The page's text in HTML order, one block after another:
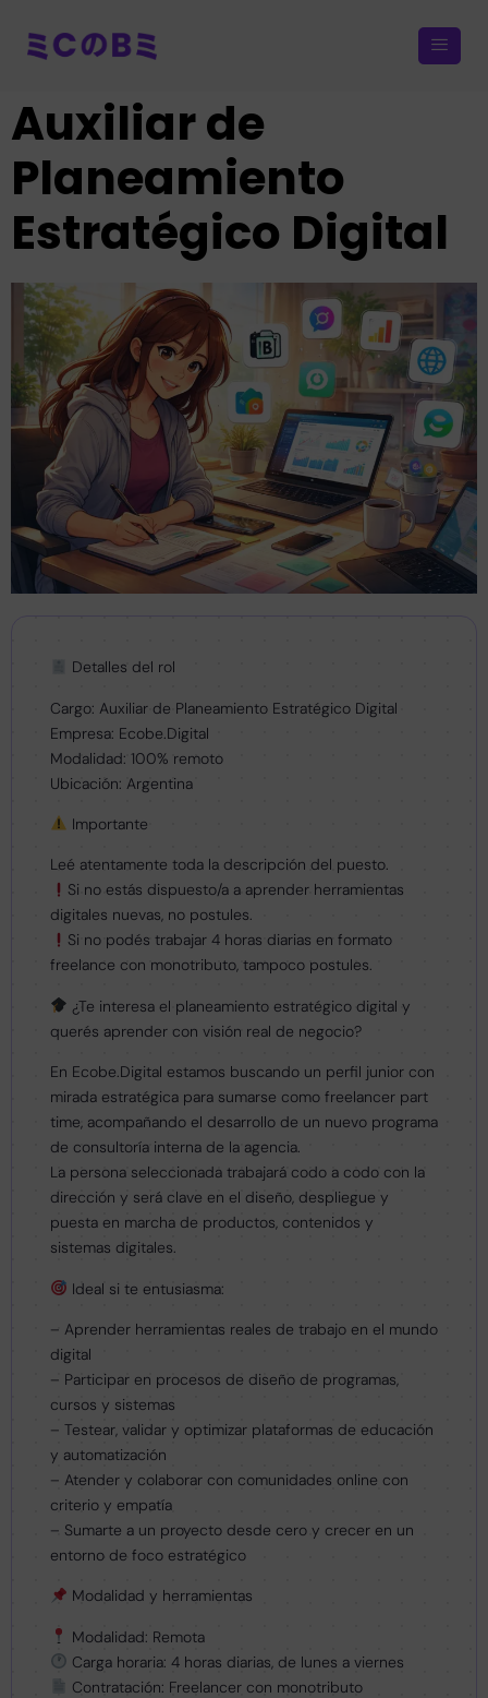
Auxiliar de
Planeamiento
Estratégico Digital
Detalles del rol
Cargo: Auxiliar de Planeamiento Estratégico Digital
Empresa: Ecobe.Digital
Modalidad: 100% remoto
Ubicación: Argentina
Importante
Leé atentamente toda la descripción del puesto.
Si no estás dispuesto/a a aprender herramientas
digitales nuevas, no postules.
Si no podés trabajar 4 horas diarias en formato
freelance con monotributo, tampoco postules.
¿Te interesa el planeamiento estratégico digital y
querés aprender con visión real de negocio?
En Ecobe.Digital estamos buscando un perfil junior con
mirada estratégica para sumarse como freelancer part
time, acompañando el desarrollo de un nuevo programa
de consultoría interna de la agencia.
La persona seleccionada trabajará codo a codo con la
dirección y será clave en el diseño, despliegue y
puesta en marcha de productos, contenidos y
sistemas digitales.
Ideal si te entusiasma:
– Aprender herramientas reales de trabajo en el mundo
digital
– Participar en procesos de diseño de programas,
cursos y sistemas
– Testear, validar y optimizar plataformas de educación
y automatización
– Atender y colaborar con comunidades online con
criterio y empatía
– Sumarte a un proyecto desde cero y crecer en un
entorno de foco estratégico
Modalidad y herramientas
Modalidad: Remota
Carga horaria: 4 horas diarias, de lunes a viernes
Contratación: Freelancer con monotributo